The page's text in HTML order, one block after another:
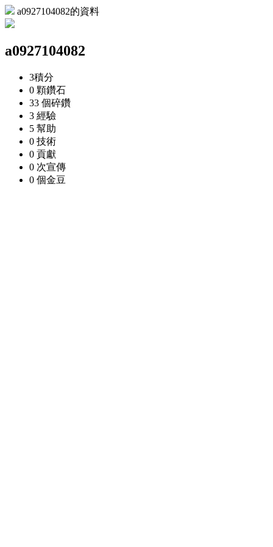
a0927104082的資料
a0927104082
3積分
0 顆鑽石
33 個碎鑽
3 經驗
5 幫助
0 技術
0 貢獻
0 次宣傳
0 個金豆